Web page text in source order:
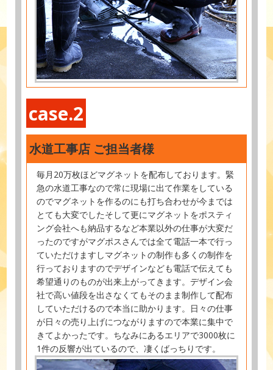
case.2
水道工事店 ご担当者様
毎月20万枚ほどマグネットを配布しております。緊
急の水道工事なので常に現場に出て作業をしている
のでマグネットを作るのにも打ち合わせが今までは
とても大変でしたそして更にマグネットをポスティ
ング会社へも納品するなど本業以外の仕事が大変だ
ったのですがマグポスさんでは全て電話一本で行っ
ていただけますしマグネットの制作も多くの制作を
行っておりますのでデザインなども電話で伝えても
希望通りのものが出来上がってきます。デザイン会
社で高い値段を出さなくてもそのまま制作して配布
していただけるので本当に助かります。日々の仕事
が日々の売り上げにつながりますので本業に集中で
きてよかったです。ちなみにあるエリアで3000枚に
1件の反響が出ているので、凄くばっちりです。